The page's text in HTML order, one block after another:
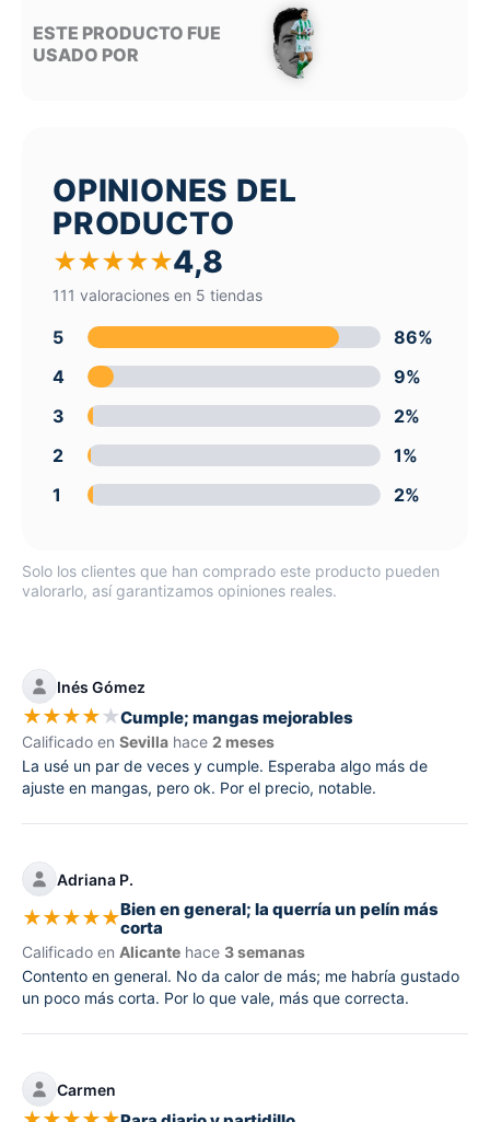
ESTE PRODUCTO FUE
USADO POR
OPINIONES DEL
PRODUCTO
★★★★★4,8
111 valoraciones en 5 tiendas
5
86%
4
9%
3
2%
2
1%
1
2%
Solo los clientes que han comprado este producto pueden
valorarlo, así garantizamos opiniones reales.
Inés Gómez
★★★★★Cumple; mangas mejorables
Calificado en Sevilla hace 2 meses
La usé un par de veces y cumple. Esperaba algo más de
ajuste en mangas, pero ok. Por el precio, notable.
Adriana P.
★★★★★Bien en general; la querría un pelín más
corta
Calificado en Alicante hace 3 semanas
Contento en general. No da calor de más; me habría gustado
un poco más corta. Por lo que vale, más que correcta.
Carmen